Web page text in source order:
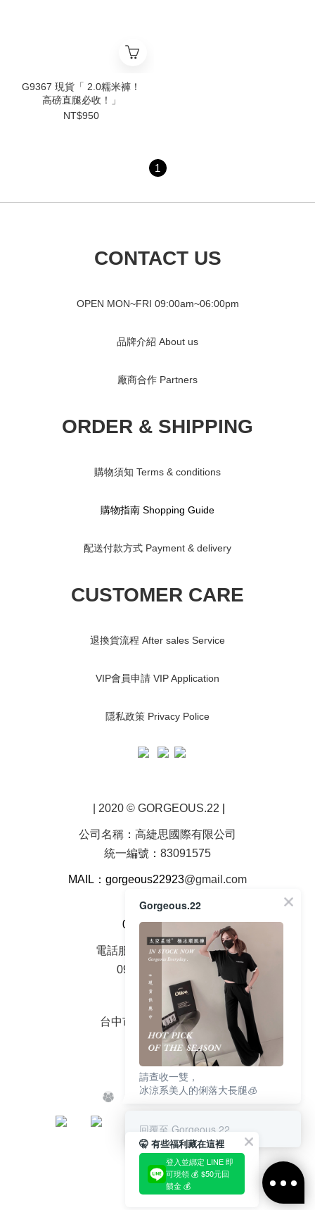
G9367 現貨「 2.0糯米褲！
高磅直腿必收！」
NT$950
1
CONTACT US
OPEN MON~FRI 09:00am~06:00pm
品牌介紹 About us
廠商合作 Partners
ORDER & SHIPPING
購物須知 Terms & conditions
購物指南 Shopping Guide
配送付款方式 Payment & delivery
CUSTOMER CARE
退換貨流程 After sales Service
VIP會員申請 VIP Application
隱私政策 Privacy Police
| 2020 © GORGEOUS.22
公司名稱 ： 高緁思國際有限公司
統一編號 ： 83091575
MAIL：gorgeous22923@gmail.com
客服電話
0968-202-522
電話服務時間周一至周五
09：00 - 18：00
面交地址
台中市大雅區中山路2號
Gorgeous.22
請查收一雙，
冰涼系美人的俐落大長腿🧊
回覆至 Gorgeous.22
🤫 有些福利藏在這裡
登入並綁定 LINE 即
可現領 💰 $50元回
饋金 💰